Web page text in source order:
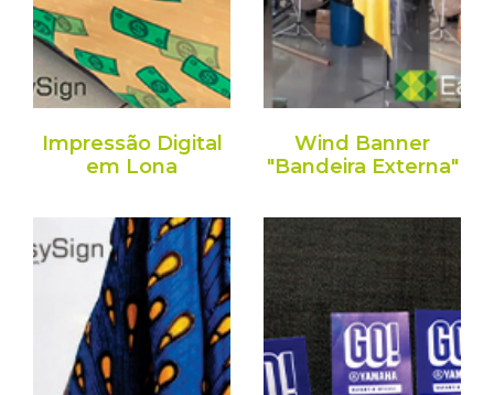
Impressão Digital
em Lona
Wind Banner
"Bandeira Externa"